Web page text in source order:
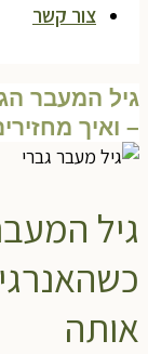
צור קשר
גיל המעבר
– ואיך
גיל
אותה